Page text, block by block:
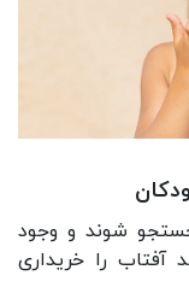
شوند و وجود
را خریداری